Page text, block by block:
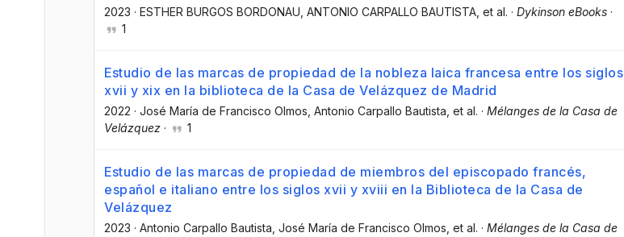
2023 · ESTHER BURGOS BORDONAU , ANTONIO CARPALLO BAUTISTA , et al. · Dykinson eBooks ·
1
Estudio de las marcas de propiedad de la nobleza laica francesa entre los siglos
xvii y xix en la biblioteca de la Casa de Velázquez de Madrid
2022 · José María de Francisco Olmos , Antonio Carpallo Bautista , et al. · Mélanges de la Casa de
Velázquez · 1
Estudio de las marcas de propiedad de miembros del episcopado francés,
español e italiano entre los siglos xvii y xviii en la Biblioteca de la Casa de
Velázquez
2023 · Antonio Carpallo Bautista , José María de Francisco Olmos , et al. · Mélanges de la Casa de